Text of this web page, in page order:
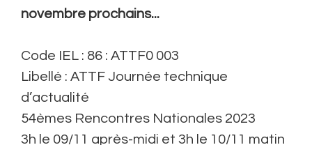
novembre prochains...
Code IEL : 86 : ATTF0 003
Libellé : ATTF Journée technique
d’actualité
54èmes Rencontres Nationales 2023
3h le 09/11 après-midi et 3h le 10/11 matin